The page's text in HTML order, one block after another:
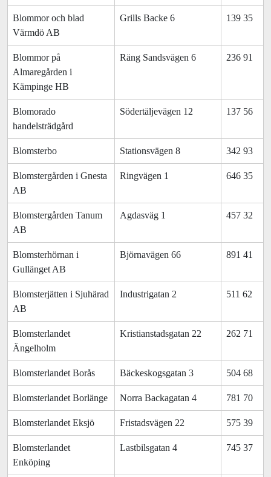
Blommor och blad
Värmdö AB
Grills Backe 6 139 35
Blommor på
Almaregården i
Kämpinge HB
Räng Sandsvägen 6 236 91
Blomorado
handelsträdgård
Södertäljevägen 12 137 56
Blomsterbo Stationsvägen 8 342 93
Blomstergården i Gnesta
AB
Ringvägen 1 646 35
Blomstergården Tanum
AB
Agdasväg 1 457 32
Blomsterhörnan i
Gullänget AB
Björnavägen 66 891 41
Blomsterjätten i Sjuhärad
AB
Industrigatan 2 511 62
Blomsterlandet
Ängelholm
Kristianstadsgatan 22 262 71
Blomsterlandet Borås Bäckeskogsgatan 3 504 68
Blomsterlandet Borlänge Norra Backagatan 4 781 70
Blomsterlandet Eksjö Fristadsvägen 22 575 39
Blomsterlandet
Enköping
Lastbilsgatan 4 745 37